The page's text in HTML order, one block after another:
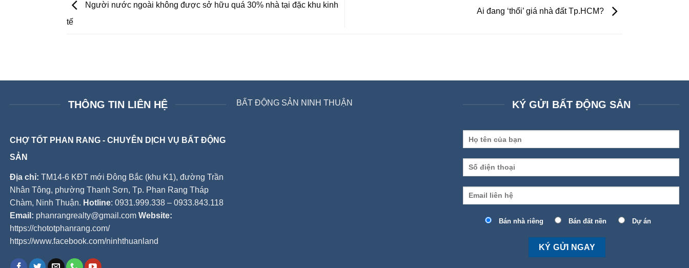
Người nước ngoài không được sở hữu quá 30% nhà tại đặc khu kinh
tế
Ai đang ‘thổi’ giá nhà đất Tp.HCM?
THÔNG TIN LIÊN HỆ
CHỢ TỐT PHAN RANG - CHUYÊN DỊCH VỤ BẤT ĐỘNG
SẢN
Địa chỉ: TM14-6 KĐT mới Đông Bắc (khu K1), đường Trần
Nhân Tông, phường Thanh Sơn, Tp. Phan Rang Tháp
Chàm, Ninh Thuận. Hotline: 0931.999.338 – 0933.843.118
Email: phanrangrealty@gmail.com Website:
https://chototphanrang.com/
https://www.facebook.com/ninhthuanland
BẤT ĐỘNG SẢN NINH THUẬN KÝ GỬI BẤT ĐỘNG SẢN
Bán nhà riêng Bán đất nền Dự án